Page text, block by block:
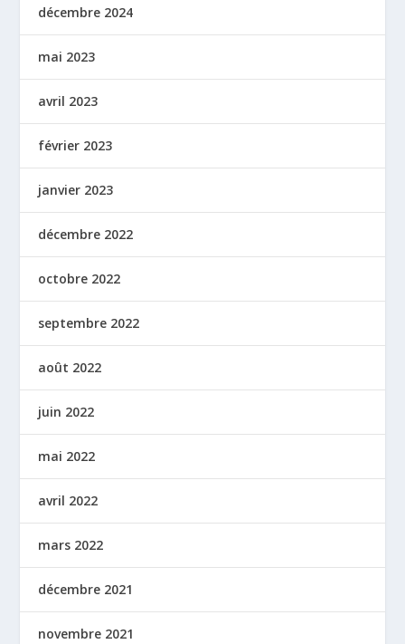
décembre 2024
mai 2023
avril 2023
février 2023
janvier 2023
décembre 2022
octobre 2022
septembre 2022
août 2022
juin 2022
mai 2022
avril 2022
mars 2022
décembre 2021
novembre 2021